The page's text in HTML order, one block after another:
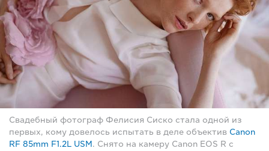
Свадебный фотограф Фелисия Сиско стала одной из
первых, кому довелось испытать в деле объектив Canon
RF 85mm F1.2L USM . Снято на камеру Canon EOS R с